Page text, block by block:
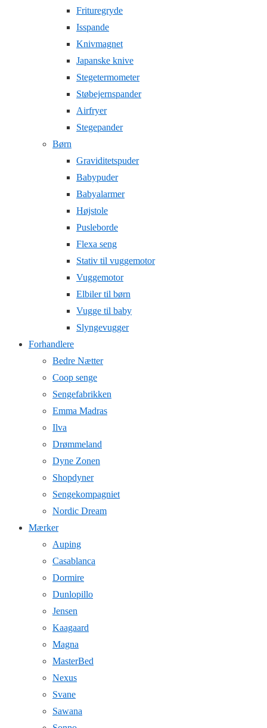
Frituregryde
Isspande
Knivmagnet
Japanske knive
Stegetermometer
Støbejernspander
Airfryer
Stegepander
Børn
Graviditetspuder
Babypuder
Babyalarmer
Højstole
Pusleborde
Flexa seng
Stativ til vuggemotor
Vuggemotor
Elbiler til børn
Vugge til baby
Slyngevugger
Forhandlere
Bedre Nætter
Coop senge
Sengefabrikken
Emma Madras
Ilva
Drømmeland
Dyne Zonen
Shopdyner
Sengekompagniet
Nordic Dream
Mærker
Auping
Casablanca
Dormire
Dunlopillo
Jensen
Kaagaard
Magna
MasterBed
Nexus
Svane
Sawana